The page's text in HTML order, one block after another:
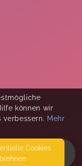
können wir
verbessern. Mehr
Cookies